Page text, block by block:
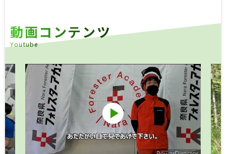
動画コ ンテンツ
Youtube